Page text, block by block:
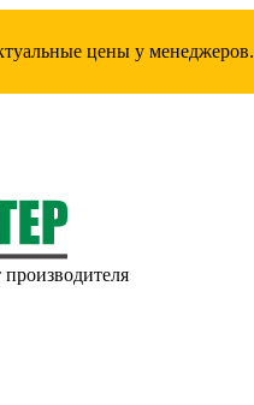
цены у менеджеров.